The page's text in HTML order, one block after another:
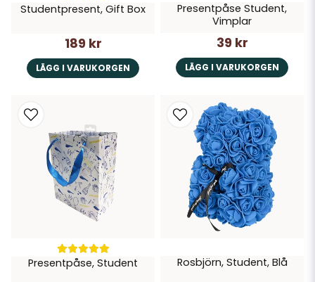
Studentpresent, Gift Box
189 kr
LÄGG I VARUKORGEN
Presentpåse Student,
Vimplar
39 kr
LÄGG I VARUKORGEN
Presentpåse, Student Rosbjörn, Student, Blå